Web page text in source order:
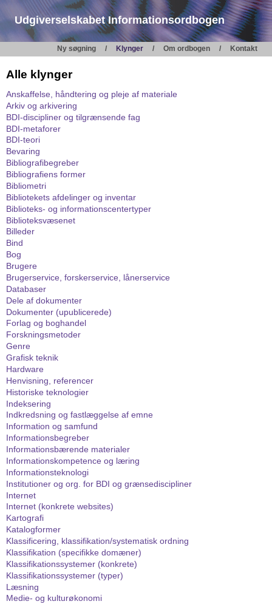
Udgiverselskabet Informationsordbogen
Ny søgning Klynger Om ordbogen Kontakt
Alle klynger
Anskaffelse, håndtering og pleje af materiale
Arkiv og arkivering
BDI-discipliner og tilgrænsende fag
BDI-metaforer
BDI-teori
Bevaring
Bibliografibegreber
Bibliografiens former
Bibliometri
Bibliotekets afdelinger og inventar
Biblioteks- og informationscentertyper
Biblioteksvæsenet
Billeder
Bind
Bog
Brugere
Brugerservice, forskerservice, lånerservice
Databaser
Dele af dokumenter
Dokumenter (upublicerede)
Forlag og boghandel
Forskningsmetoder
Genre
Grafisk teknik
Hardware
Henvisning, referencer
Historiske teknologier
Indeksering
Indkredsning og fastlæggelse af emne
Information og samfund
Informationsbegreber
Informationsbærende materialer
Informationskompetence og læring
Informationsteknologi
Institutioner og org. for BDI og grænsediscipliner
Internet
Internet (konkrete websites)
Kartografi
Katalogformer
Klassificering, klassifikation/systematisk ordning
Klassifikation (specifikke domæner)
Klassifikationssystemer (konkrete)
Klassifikationssystemer (typer)
Læsning
Medie- og kulturøkonomi